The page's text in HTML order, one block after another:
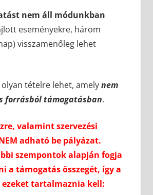
nem áll módunkban
eseményekre, három
visszamenőleg lehet
olyan tételre lehet, amelynem
forrásból támogatásban.
valamint szervezési
adható be pályázat.
szempontok alapján fogja
a támogatás összegét, így a
tartalmaznia kell: